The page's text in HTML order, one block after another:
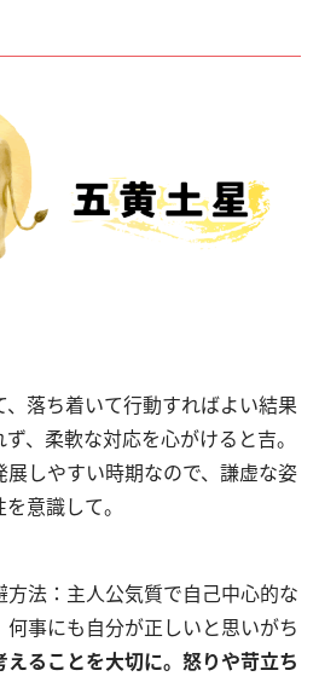
落ち着いて行動すればよい結果
、柔軟な対応を心がけると吉。
しやすい時期なので、謙虚な姿
意識して。
法：主人公気質で自己中心的な
事にも自分が正しいと思いがち
ることを大切に。怒りや苛立ち